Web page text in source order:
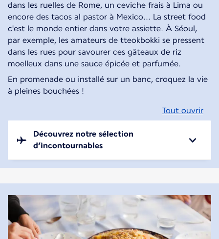
dans les ruelles de Rome, un ceviche frais à Lima ou
encore des tacos al pastor à Mexico... La street food
c'est le monde entier dans votre assiette. À Séoul,
par exemple, les amateurs de tteokbokki se pressent
dans les rues pour savourer ces gâteaux de riz
moelleux dans une sauce épicée et parfumée.
En promenade ou installé sur un banc, croquez la vie
à pleines bouchées !
Tout ouvrir
Découvrez notre sélection
d’incontournables